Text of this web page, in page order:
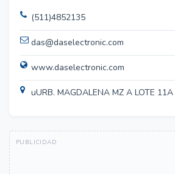
(511)4852135
das@daselectronic.com
www.daselectronic.com
uURB. MAGDALENA MZ A LOTE 11A